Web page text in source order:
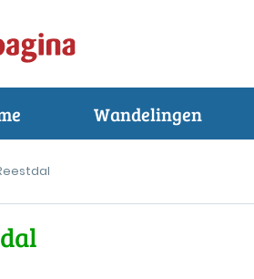
Wandelingen